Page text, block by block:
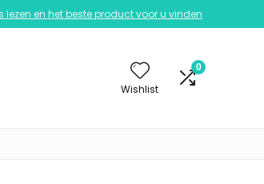
lezen en het beste product voor u vinden
Wishlist
0